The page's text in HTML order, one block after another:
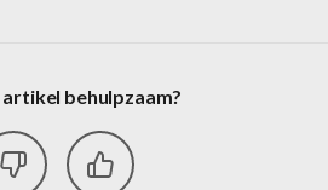
behulpzaam?